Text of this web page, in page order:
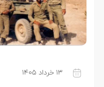
۱۳ خرداد ۱۴۰۵